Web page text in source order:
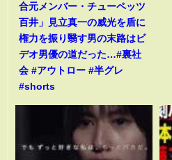
合元メンバー・チューペッツ
百井」見立真一の威光を盾に
権力を振り翳す男の末路はビ
デオ男優の道だった…#裏社
会 #アウトロー #半グレ
#shorts